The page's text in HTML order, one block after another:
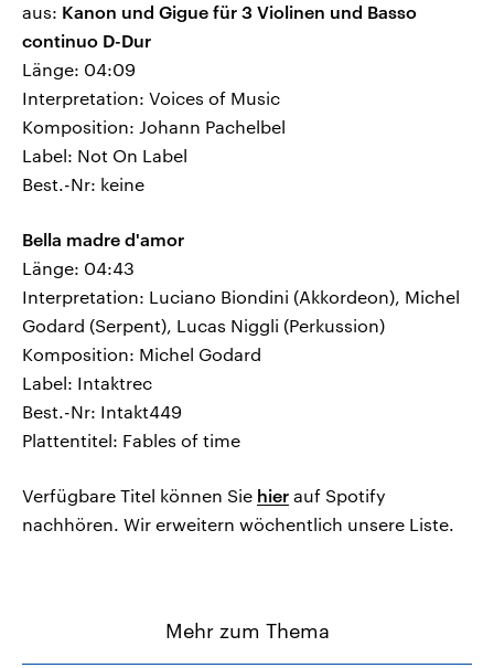
aus: Kanon und Gigue für 3 Violinen und Basso
continuo D-Dur
Länge: 04:09
Interpretation: Voices of Music
Komposition: Johann Pachelbel
Label: Not On Label
Best.-Nr: keine
Bella madre d'amor
Länge: 04:43
Interpretation: Luciano Biondini (Akkordeon), Michel
Godard (Serpent), Lucas Niggli (Perkussion)
Komposition: Michel Godard
Label: Intaktrec
Best.-Nr: Intakt449
Plattentitel: Fables of time
Verfügbare Titel können Sie hier auf Spotify
nachhören. Wir erweitern wöchentlich unsere Liste.
Mehr zum Thema